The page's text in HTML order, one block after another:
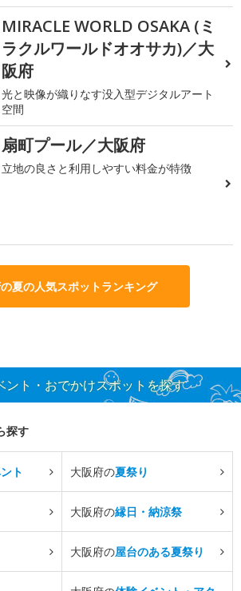
MIRACLE WORLD OSAKA (ミ
ラクルワールドオオサカ)／大
阪府
光と映像が織りなす没入型デジタルアート
空間
扇町プール／大阪府
立地の良さと利用しやすい料金が特徴
夏の人気スポットランキング
ント・おでかけスポットを探す
探す
ト 大阪府の夏祭り
大阪府の縁日・納涼祭
大阪府の屋台のある夏祭り